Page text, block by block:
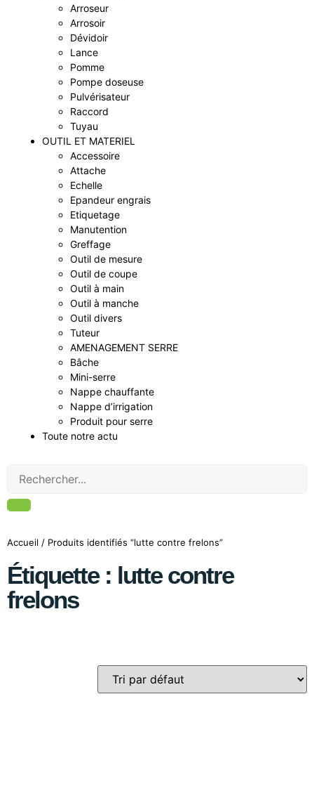
Arroseur
Arrosoir
Dévidoir
Lance
Pomme
Pompe doseuse
Pulvérisateur
Raccord
Tuyau
OUTIL ET MATERIEL
Accessoire
Attache
Echelle
Epandeur engrais
Etiquetage
Manutention
Greffage
Outil de mesure
Outil de coupe
Outil à main
Outil à manche
Outil divers
Tuteur
AMENAGEMENT SERRE
Bâche
Mini-serre
Nappe chauffante
Nappe d’irrigation
Produit pour serre
Toute notre actu
Accueil / Produits identifiés “lutte contre frelons”
Étiquette : lutte contre
frelons